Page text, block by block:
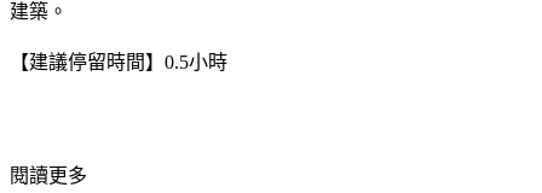
建築。
【建議停留時間】0.5小時
閱讀更多